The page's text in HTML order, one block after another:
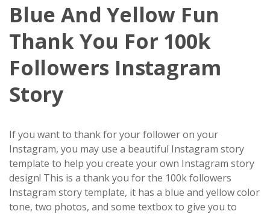
Blue And Yellow Fun
Thank You For 100k
Followers Instagram
Story
If you want to thank for your follower on your
Instagram, you may use a beautiful Instagram story
template to help you create your own Instagram story
design! This is a thank you for the 100k followers
Instagram story template, it has a blue and yellow color
tone, two photos, and some textbox to give you to